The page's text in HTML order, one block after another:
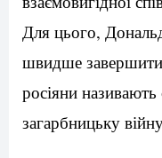
Для цього,
швидше завершити
росіяни
загарбницьку